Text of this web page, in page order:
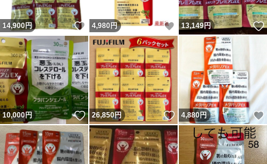
14,900円 いいね！
4,980 円 いいね！
13,149円
10,000円 いいね！
26,850円 いいね！
4,880円